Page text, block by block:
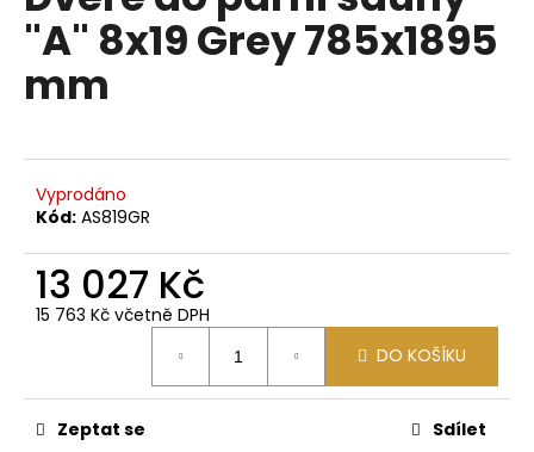
0,0
5
hvězdiček.
"A" 8x19 Grey 785x1895
mm
Vyprodáno
Kód: AS819GR
13 027 Kč
15 763 Kč včetně DPH
DO KOŠÍKU
Zeptat se Sdílet
a
í
?
o
p